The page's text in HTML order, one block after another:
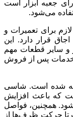
جعبه ابزار است
می‌شود.
برای تعمیرات و
قرار دارد. این
و سایر قطعات مهم
خدمات پس از فروش
شده است. شاسی
که باعث افزایش
همچنین، فواصل
تا حرکت ظرف‌ها از